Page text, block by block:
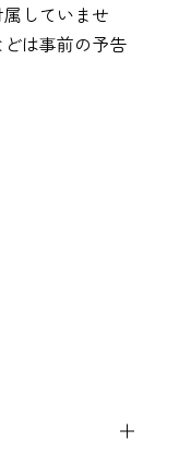
していませ
は事前の予告